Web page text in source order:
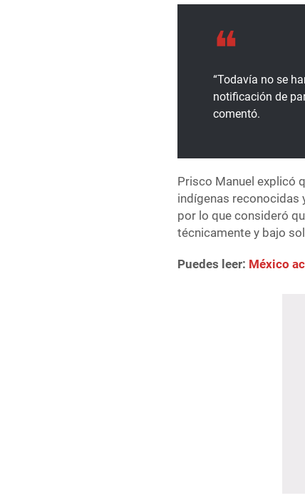
“Todavía no se
notificación de
comentó.
Prisco Manuel explicó
indígenas reconocidas
por lo que consideró
técnicamente y bajo
Puedes leer: México